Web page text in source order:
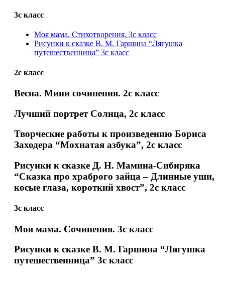
3с класс
Моя мама. Стихотворения. 3с класс
Рисунки к сказке В. М. Гаршина “Лягушка
путешественница” 3с класс
2с класс
Весна. Мини сочинения. 2с класс
Лучший портрет Солнца, 2с класс
Творческие работы к произведению Бориса
Заходера “Мохнатая азбука”, 2с класс
Рисунки к сказке Д. Н. Мамина-Сибиряка
“Сказка про храброго зайца – Длинные уши,
косые глаза, короткий хвост”, 2с класс
3с класс
Моя мама. Сочинения. 3с класс
Рисунки к сказке В. М. Гаршина “Лягушка
путешественница” 3с класс